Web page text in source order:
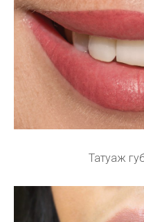
Татуаж